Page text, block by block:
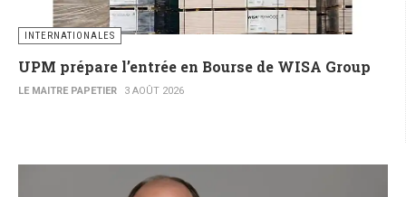
INTERNATIONALES
UPM prépare l’entrée en Bourse de WISA Group
LE MAITRE PAPETIER 3 AOÛT 2026